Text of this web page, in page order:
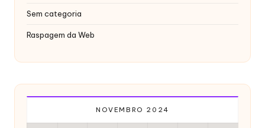
Sem categoria
Raspagem da Web
NOVEMBRO 2024